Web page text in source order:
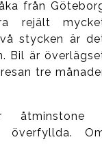
från
rejält
stycken är
Bil är
tre
åtminstone
överfyllda.